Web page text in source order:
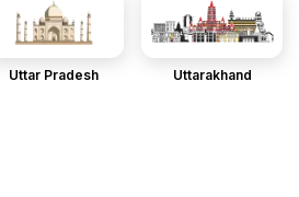
Uttar Pradesh Uttarakhand